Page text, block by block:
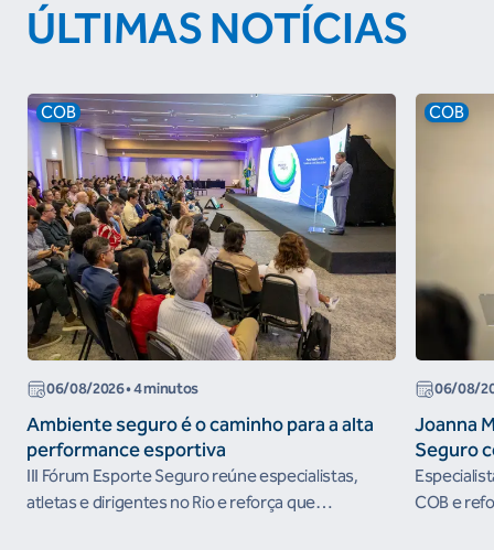
ÚLTIMAS NOTÍCIAS
COB
06/08/2026• 4 minutos
Ambiente seguro é o caminho para a alta
performance esportiva
III Fórum Esporte Seguro reúne especialistas,
atletas e dirigentes no Rio e reforça que
COB
06/08/
Joanna
Seguro
COB e